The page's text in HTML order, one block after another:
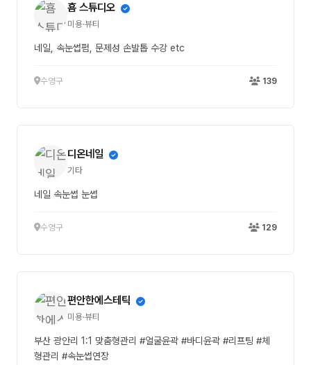
횸 스튜디오
미용·뷰티
네일, 속눈썹펌, 문제성 손발톱 수강 etc
수영구 139
디온네일
기타
네일 속눈썹 눈썹
수영구 129
편안한에스테틱
미용·뷰티
부산 광안리 1:1 맞춤형관리 #얼굴윤곽 #바디윤곽 #리프팅 #체
형관리 #속눈썹연장